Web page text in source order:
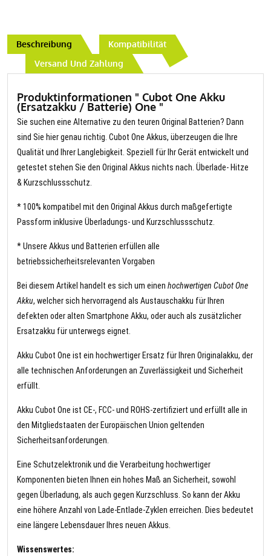
Beschreibung
Kompatibilität
Versand Und Zahlung
Produktinformationen " Cubot One Akku
(Ersatzakku / Batterie) One "
Sie suchen eine Alternative zu den teuren Original Batterien? Dann
sind Sie hier genau richtig. Cubot One Akkus, überzeugen die Ihre
Qualität und Ihrer Langlebigkeit. Speziell für Ihr Gerät entwickelt und
getestet stehen Sie den Original Akkus nichts nach. Überlade- Hitze
& Kurzschlussschutz.
* 100% kompatibel mit den Original Akkus durch maßgefertigte
Passform inklusive Überladungs- und Kurzschlussschutz.
* Unsere Akkus und Batterien erfüllen alle
betriebssicherheitsrelevanten Vorgaben
Bei diesem Artikel handelt es sich um einen hochwertigen Cubot One
Akku, welcher sich hervorragend als Austauschakku für Ihren
defekten oder alten Smartphone Akku, oder auch als zusätzlicher
Ersatzakku für unterwegs eignet.
Akku Cubot One ist ein hochwertiger Ersatz für Ihren Originalakku, der
alle technischen Anforderungen an Zuverlässigkeit und Sicherheit
erfüllt.
Akku Cubot One ist CE-, FCC- und ROHS-zertifiziert und erfüllt alle in
den Mitgliedstaaten der Europäischen Union geltenden
Sicherheitsanforderungen.
Eine Schutzelektronik und die Verarbeitung hochwertiger
Komponenten bieten Ihnen ein hohes Maß an Sicherheit, sowohl
gegen Überladung, als auch gegen Kurzschluss. So kann der Akku
eine höhere Anzahl von Lade-Entlade-Zyklen erreichen. Dies bedeutet
eine längere Lebensdauer Ihres neuen Akkus.
Wissenswertes: